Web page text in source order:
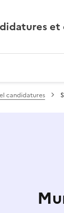
candidatures